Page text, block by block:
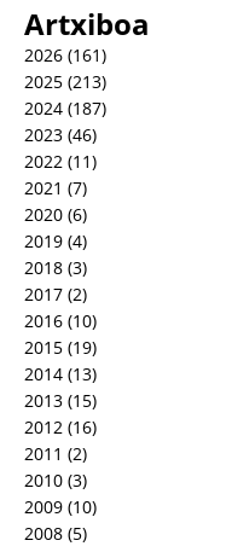
Artxiboa
2026 (161)
2025 (213)
2024 (187)
2023 (46)
2022 (11)
2021 (7)
2020 (6)
2019 (4)
2018 (3)
2017 (2)
2016 (10)
2015 (19)
2014 (13)
2013 (15)
2012 (16)
2011 (2)
2010 (3)
2009 (10)
2008 (5)